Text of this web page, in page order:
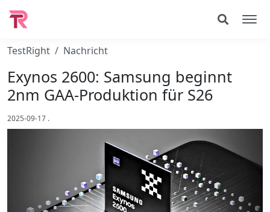
TestRight Nachricht
Exynos 2600: Samsung beginnt
2nm GAA-Produktion für S26
2025-09-17 .